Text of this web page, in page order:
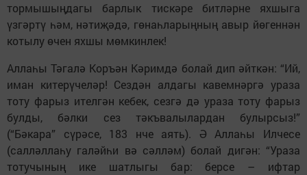
тормышыңдагы барлык тискәре битләрне яхшыга
үзгәртү һәм, нәтиҗәдә, гөнаһларыңның авыр йөгеннән
котылу өчен яхшы мөмкинлек!
Аллаһы Тәгалә Коръән Кәримдә болай дип әйткән: “Ий,
иман китерүчеләр! Сездән алдагы кавемнәргә ураза
тоту фарыз ителгән кебек, сезгә дә ураза тоту фарыз
булды, бәлки сез тәкъвалылардан булырсыз!”
(“Бәкара” сүрәсе, 183 нче аять). Ә Аллаһы Илчесе
(салләллаһу галәйһи вә сәлләм) болай дигән: “Ураза
тотучының ике шатлыгы бар: берсе – ифтар